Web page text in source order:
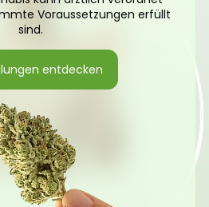
Voraussetzungen erfüllt
sind.
entdecken